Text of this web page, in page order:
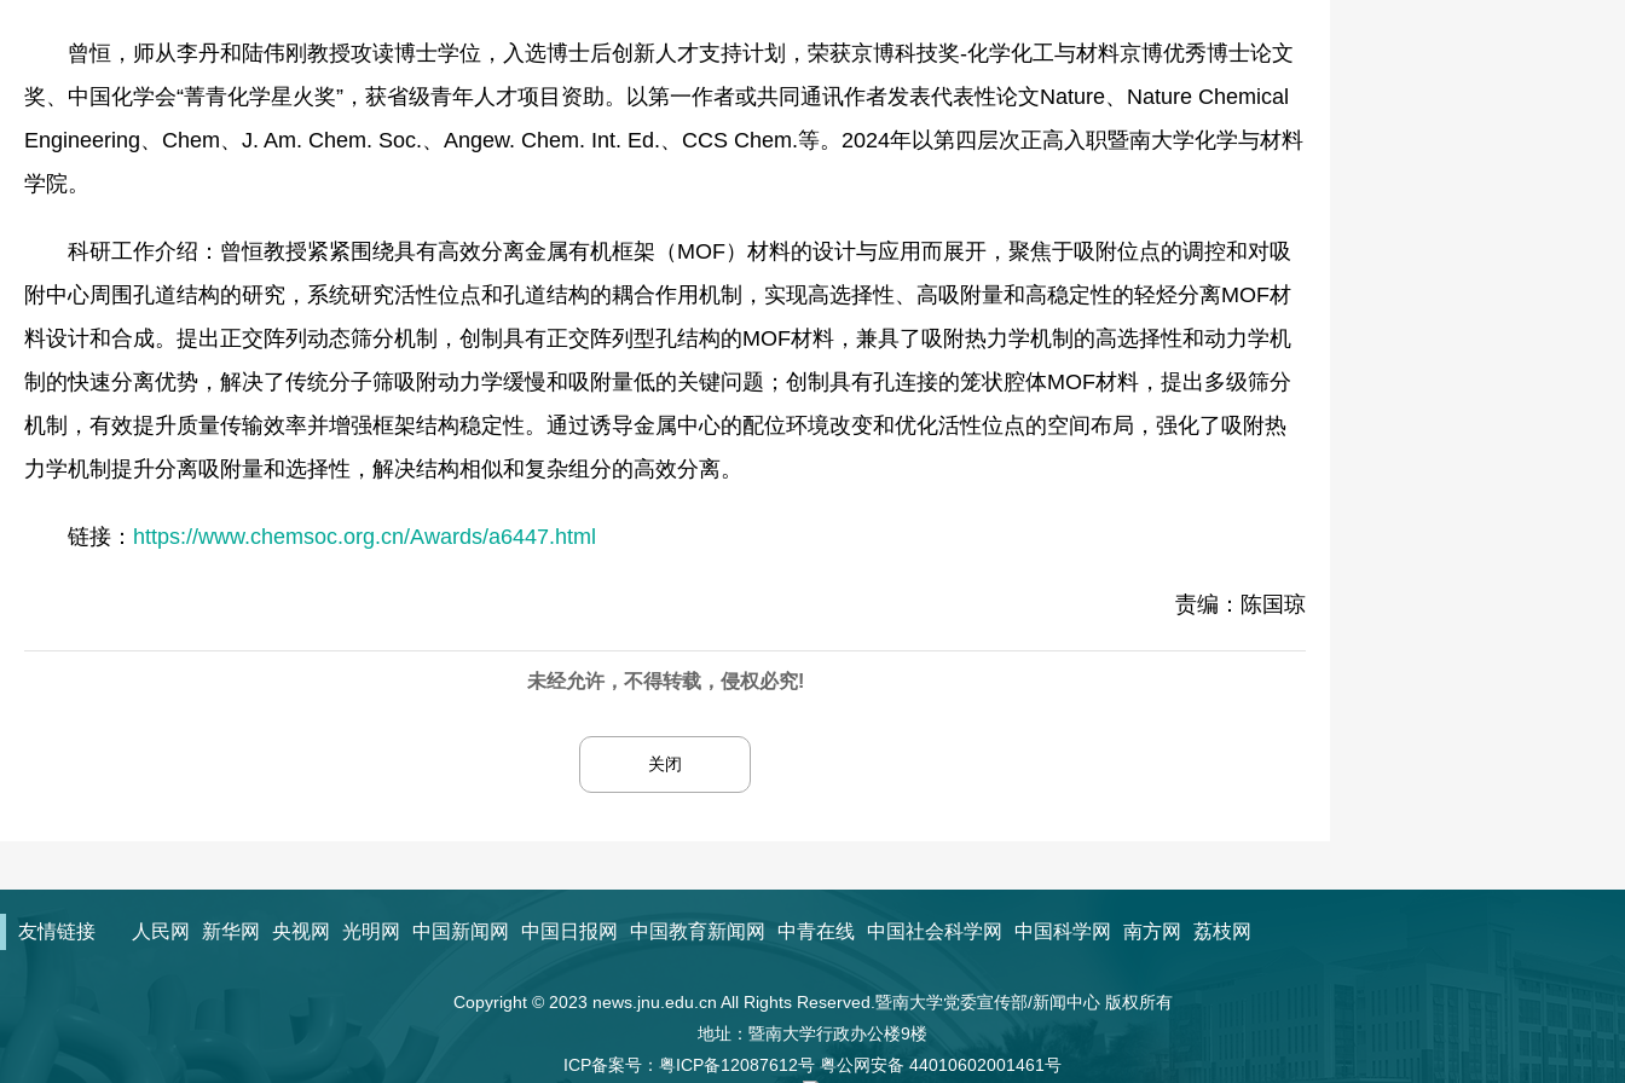
曾恒，师从李丹和陆伟刚教授攻读博士学位，入选博士后创新人才支持计划，荣获京博科技奖-化学化工与材料京博优秀博士论文
奖、中国化学会“菁青化学星火奖”，获省级青年人才项目资助。以第一作者或共同通讯作者发表代表性论文Nature、Nature Chemical
Engineering、Chem、J. Am. Chem. Soc.、Angew. Chem. Int. Ed.、CCS Chem.等。2024年以第四层次正高入职暨南大学化学与材料
学院。
科研工作介绍：曾恒教授紧紧围绕具有高效分离金属有机框架（MOF）材料的设计与应用而展开，聚焦于吸附位点的调控和对吸
附中心周围孔道结构的研究，系统研究活性位点和孔道结构的耦合作用机制，实现高选择性、高吸附量和高稳定性的轻烃分离MOF材
料设计和合成。提出正交阵列动态筛分机制，创制具有正交阵列型孔结构的MOF材料，兼具了吸附热力学机制的高选择性和动力学机
制的快速分离优势，解决了传统分子筛吸附动力学缓慢和吸附量低的关键问题；创制具有孔连接的笼状腔体MOF材料，提出多级筛分
机制，有效提升质量传输效率并增强框架结构稳定性。通过诱导金属中心的配位环境改变和优化活性位点的空间布局，强化了吸附热
力学机制提升分离吸附量和选择性，解决结构相似和复杂组分的高效分离。
链接： https://www.chemsoc.org.cn/Awards/a6447.html
责编：陈国琼
未经允许，不得转载，侵权必究!
关闭
友情链接 人民网 新华网 央视网 光明网 中国新闻网 中国日报网 中国教育新闻网 中青在线 中国社会科学网 中国科学网 南方网 荔枝网
Copyright © 2023 news.jnu.edu.cn All Rights Reserved.暨南大学党委宣传部/新闻中心 版权所有
地址：暨南大学行政办公楼9楼
ICP备案号： 粤ICP备12087612号 粤公网安备 44010602001461号